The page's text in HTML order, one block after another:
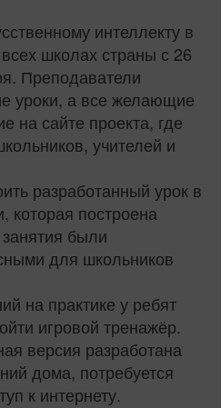
интеллекту в
школах страны с 26
Преподаватели
уроки, а все желающие
на сайте проекта, где
учителей и
разработанный урок в
которая построена
были
для школьников
на практике у ребят
игровой тренажёр.
версия разработана
дома, потребуется
к интернету.